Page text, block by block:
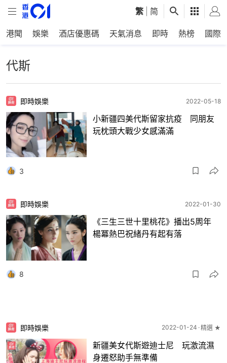
繁 简
港聞 娛樂 酒店優惠碼 天氣消息 即時 熱榜 國際
代斯
即時娛樂 2022-05-18
小新疆四美代斯留家抗疫 同朋友
玩枕頭大戰少女感滿滿
3
即時娛樂 2022-01-30
《三生三世十里桃花》播出5周年
楊冪熱巴祝緒丹有起有落
8
即時娛樂 2022-01-24 精選 ★
新疆美女代斯遊迪士尼 玩激流濕
身遷怒助手無準備